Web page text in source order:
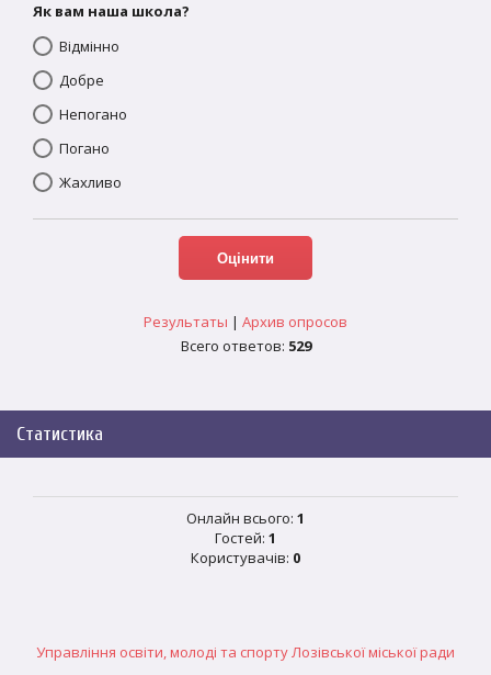
Як вам наша школа?
Відмінно
Добре
Непогано
Погано
Жахливо
Результаты | Архив опросов
Всего ответов: 529
Статистика
Онлайн всього: 1
Гостей: 1
Користувачів: 0
Управління освіти, молоді та спорту Лозівської міської ради